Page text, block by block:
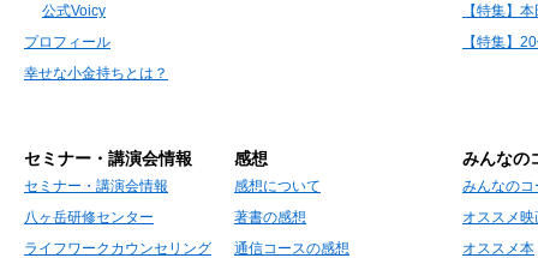
公式Voicy
プロフィール
幸せな小金持ちとは？
【特集】
【特集】
セミナー・講演会情報
セミナー・講演会情報
八ヶ岳研修センター
ライフワークカウンセリング
感想
感想について
著書の感想
通信コースの感想
みんなの
みんなの
オススメ映
オススメ本